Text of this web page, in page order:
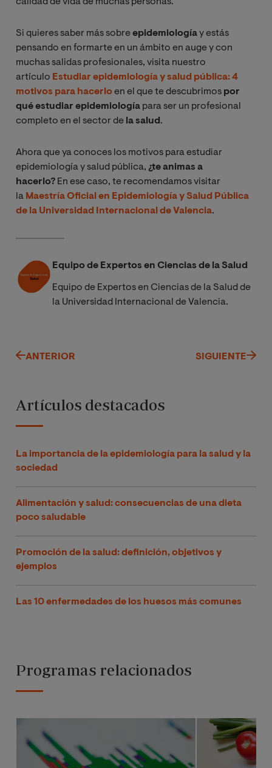
Si quieres saber más sobreepidemiologíay estás
pensando en formarte en un ámbito en auge y con
muchas salidas profesionales, visita nuestro
artículo Estudiar epidemiología y salud pública: 4
motivos para hacerloen el que te descubrimos por
qué estudiar epidemiología para ser un profesional
completo en el sector de la salud .
Ahora que ya conoces los motivos para estudiar
epidemiología y salud pública, ¿te animas a
hacerlo? En ese caso, te recomendamos visitar
la Maestría Oficial en Epidemiología y Salud Pública
de la Universidad Internacional de Valencia.
Equipo de Expertos en Ciencias de la Salud
Equipo de Expertos en Ciencias de la Salud de
la Universidad Internacional de Valencia.
ANTERIOR SIGUIENTE
Artículos destacados
La importancia de la epidemiología para la salud y la
sociedad
Alimentación y salud: consecuencias de una dieta
poco saludable
Promoción de la salud: definición, objetivos y
ejemplos
Las 10 enfermedades de los huesos más comunes
Programas relacionados